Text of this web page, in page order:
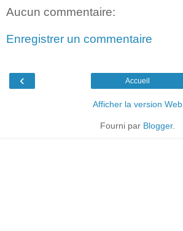
Aucun commentaire:
Enregistrer un commentaire
‹ Accueil
Afficher la version Web
Fourni par Blogger.